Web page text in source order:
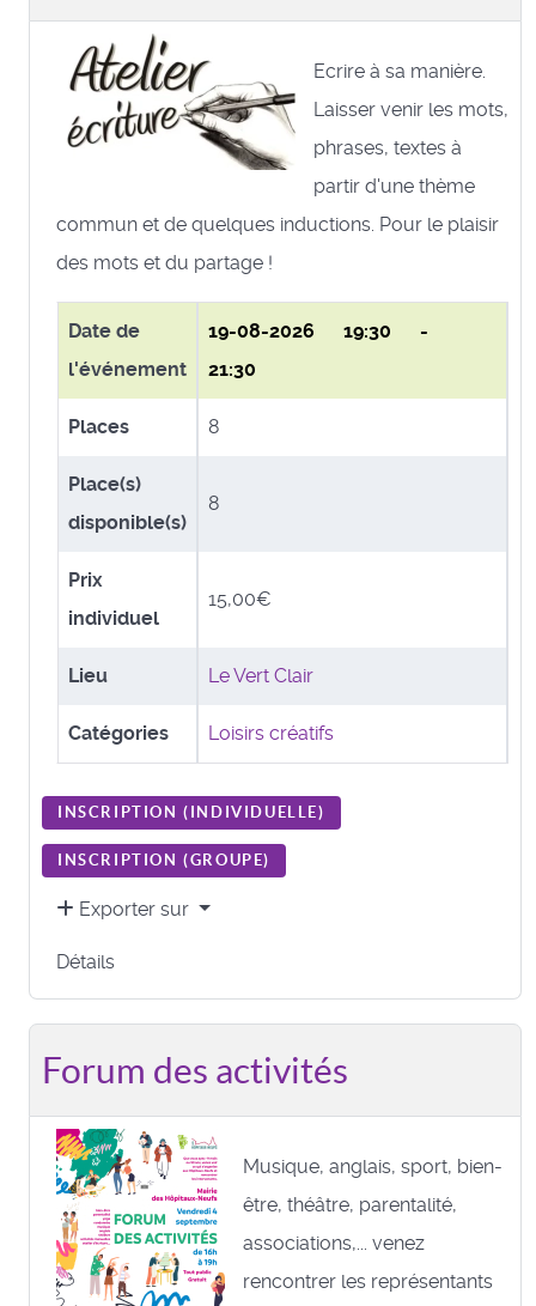
Ecrire à sa manière.
Laisser venir les mots,
phrases, textes à
partir d'une thème
commun et de quelques inductions. Pour le plaisir
des mots et du partage !
Date de
l'événement
19-08-2026 19:30 -
21:30
Places 8
Place(s)
disponible(s)
8
Prix
individuel
15,00€
Lieu Le Vert Clair
Catégories Loisirs créatifs
INSCRIPTION ( INDIVIDUELLE)
INSCRIPTION (GROUPE)
Exporter sur
Détails
Forum des activités
Musique, anglais, sport, bien-
être, théâtre, parentalité,
associations,... venez
rencontrer les représentants